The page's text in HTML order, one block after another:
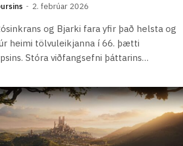
2. febrúar 2026
og Bjarki fara yfir það helsta og
heimi tölvuleikjanna í 66. þætti
Stóra viðfangsefni þáttarins…